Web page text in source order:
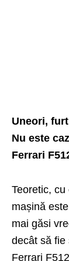
Uneori,
Nu este
Ferrari
Teoretic,
mașină
mai găsi
decât să fie
Ferrari